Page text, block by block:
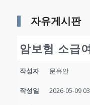
자유게시판
암보험 소급
작성자 문유안
작성일 2026-05-09